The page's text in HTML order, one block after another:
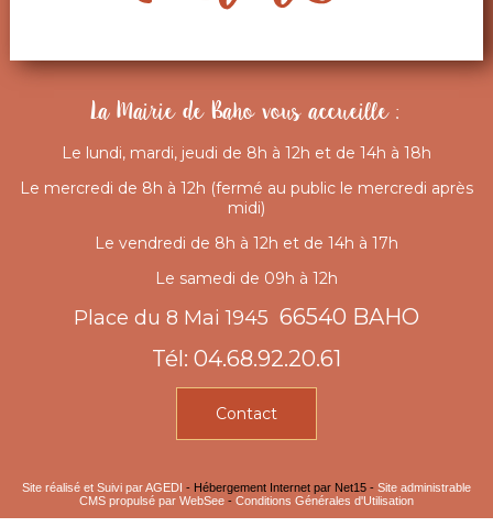
La Mairie de Baho vous accueille :
Le lundi, mardi, jeudi de 8h à 12h et de 14h à 18h
Le mercredi de 8h à 12h (fermé au public le mercredi après
midi)
Le vendredi de 8h à 12h et de 14h à 17h
Le samedi de 09h à 12h
Place du 8 Mai 1945 66540 BAHO
Tél: 04.68.92.20.61
Contact
Site réalisé et Suivi par AGEDI - Hébergement Internet par Net15 - Site administrable
CMS propulsé par WebSee - Conditions Générales d'Utilisation